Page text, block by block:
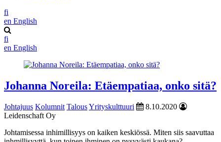
fi
en English
fi
en English
Johanna Noreila: Etäempatiaa, onko sitä?
Johtajuus Kolumnit TalousYrityskulttuuri
8.10.2020
Leidenschaft Oy
Johtamisessa inhimillisyys on kaiken keskiössä. Miten siis saavuttaa